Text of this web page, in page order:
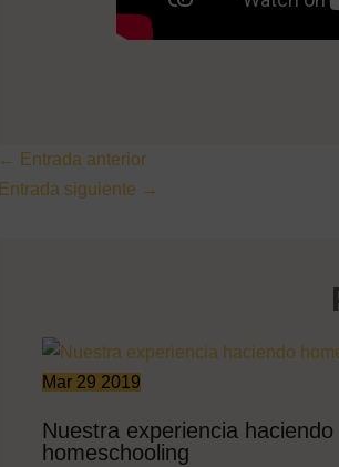
← Entrada anterior
Entrada siguiente →
Mar 29 2019
Nuestra experiencia haciendo
homeschooling